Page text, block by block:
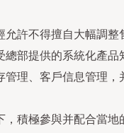
許不得擅自大幅調整
部提供的系統化產品
理、客戶信息管理，
積極參與并配合當地